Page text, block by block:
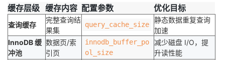
缓存层级 缓存内容 配置参数 优化目标
查询缓存
完整查询结
果集
query_cache_size
静态数据重复查询
加速
InnoDB 缓
冲池
数据页/索
引页
innodb_buffer_po
ol_size
减少磁盘 I/O，提
升读性能